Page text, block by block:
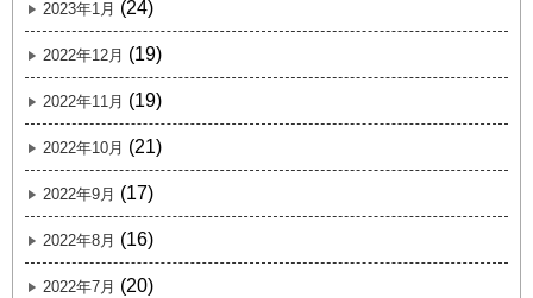
2023年1月 (24)
2022年12月 (19)
2022年11月 (19)
2022年10月 (21)
2022年9月 (17)
2022年8月 (16)
2022年7月 (20)